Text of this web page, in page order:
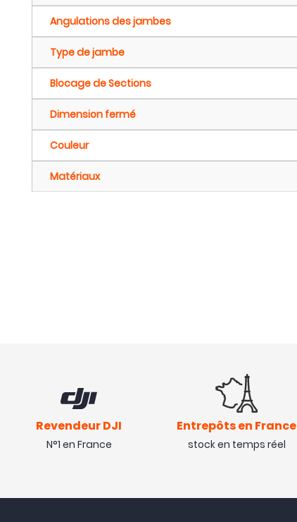
Angulations des jambes
Type de jambe
Blocage de Sections
Dimension fermé
Couleur
Matériaux
Revendeur DJI
N°1 en France
Entrepôts en France
stock en temps réel